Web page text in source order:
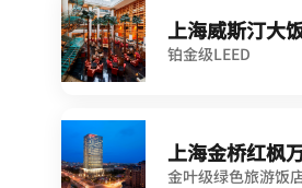
上海威斯汀大
铂金级LEED
上海金桥红枫
金叶级绿色旅游饭